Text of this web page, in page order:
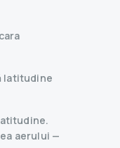
latitudine
aerului —